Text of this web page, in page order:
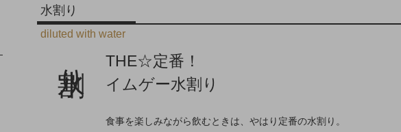
水割り
diluted with water
水割り
THE☆定番！
イムゲー水割り
食事を楽しみながら飲むときは、やはり定番の水割り。